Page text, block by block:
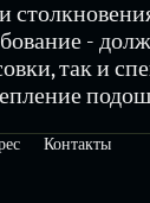
-
так и
Контакты